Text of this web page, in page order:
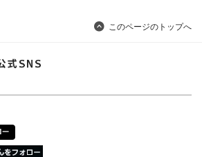
このページのトップへ